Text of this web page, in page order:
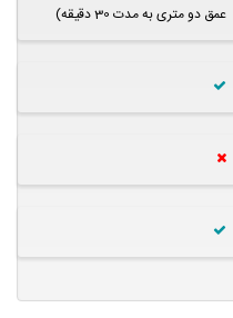
عمق دو متری به مدت 30 دقیقه)